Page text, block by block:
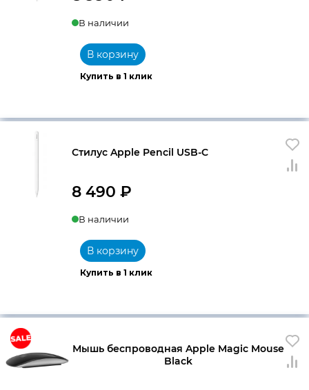
В наличии
Купить в 1 клик
В корзину
Стилус Apple Pencil USB-C
8 490 ₽
В наличии
Купить в 1 клик
В корзину
Мышь беспроводная Apple Magic Mouse
Black